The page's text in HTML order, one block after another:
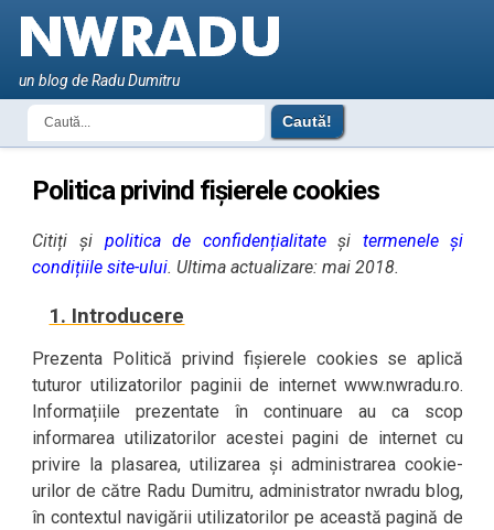
un blog de Radu Dumitru
Politica privind fișierele cookies
Citiți și politica de confidențialitateși termenele și
condițiile site-ului. Ultima actualizare: mai 2018.
1. Introducere
Prezenta Politică privind fișierele cookies se aplică
tuturor utilizatorilor paginii de internet www.nwradu.ro.
Informațiile prezentate în continuare au ca scop
informarea utilizatorilor acestei pagini de internet cu
privire la plasarea, utilizarea și administrarea cookie-
urilor de către Radu Dumitru, administrator nwradu blog,
în contextul navigării utilizatorilor pe această pagină de